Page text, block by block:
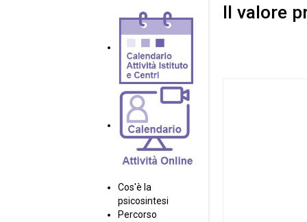
Cos'è la
psicosintesi
Percorso
II valore